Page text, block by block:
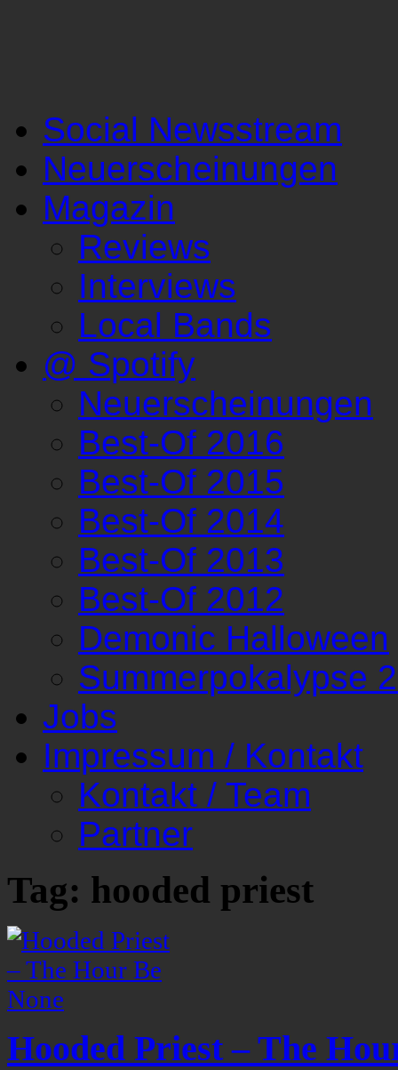
Social Newsstream
Neuerscheinungen
Magazin
Reviews
Interviews
Local Bands
@ Spotify
Neuerscheinungen
Best-Of 2016
Best-Of 2015
Best-Of 2014
Best-Of 2013
Best-Of 2012
Demonic Halloween
Summerpokalypse
Jobs
Impressum / Kontakt
Kontakt / Team
Partner
Tag: hooded priest
Hooded Priest – The